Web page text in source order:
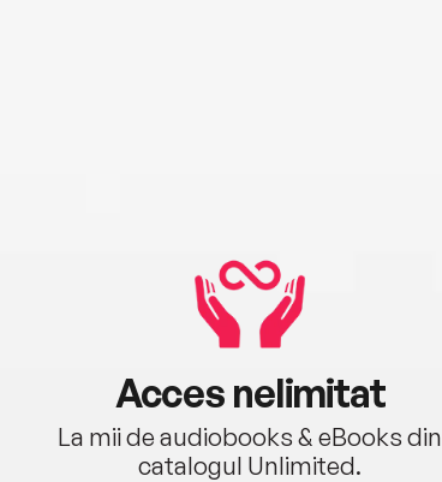
Acces nelimitat
La mii de audiobooks & eBooks din
catalogul Unlimited.